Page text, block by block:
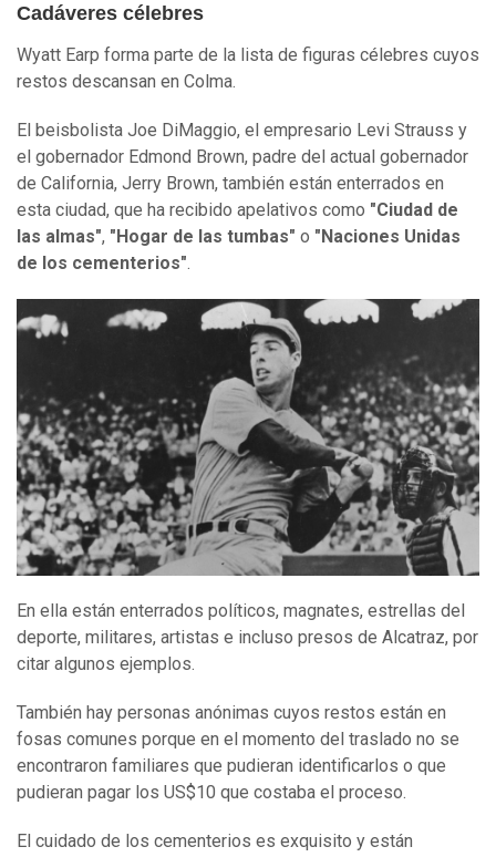
Cadáveres célebres
Wyatt Earp forma parte de la lista de figuras célebres cuyos
restos descansan en Colma.
El beisbolista Joe DiMaggio, el empresario Levi Strauss y
el gobernador Edmond Brown, padre del actual gobernador
de California, Jerry Brown, también están enterrados en
esta ciudad, que ha recibido apelativos como "Ciudad de
las almas", "Hogar de las tumbas" o "Naciones Unidas
de los cementerios".
En ella están enterrados políticos, magnates, estrellas del
deporte, militares, artistas e incluso presos de Alcatraz, por
citar algunos ejemplos.
También hay personas anónimas cuyos restos están en
fosas comunes porque en el momento del traslado no se
encontraron familiares que pudieran identificarlos o que
pudieran pagar los US$10 que costaba el proceso.
El cuidado de los cementerios es exquisito y están